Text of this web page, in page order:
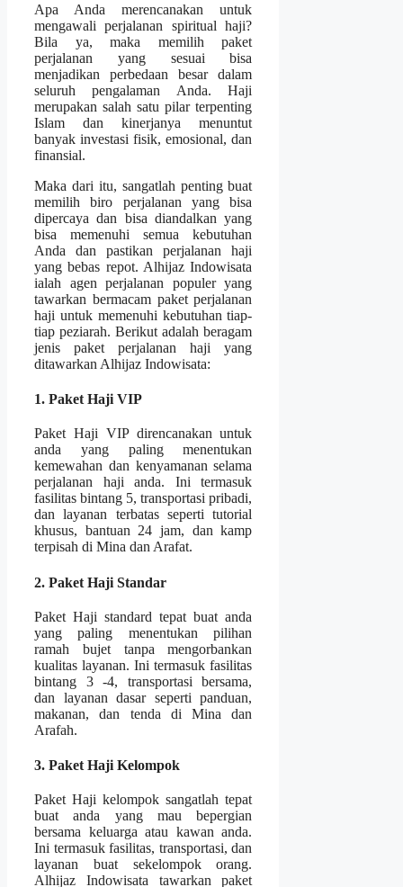
Apa Anda merencanakan untuk
mengawali perjalanan spiritual haji?
Bila ya, maka memilih paket
perjalanan yang sesuai bisa
menjadikan perbedaan besar dalam
seluruh pengalaman Anda. Haji
merupakan salah satu pilar terpenting
Islam dan kinerjanya menuntut
banyak investasi fisik, emosional, dan
finansial.
Maka dari itu, sangatlah penting buat
memilih biro perjalanan yang bisa
dipercaya dan bisa diandalkan yang
bisa memenuhi semua kebutuhan
Anda dan pastikan perjalanan haji
yang bebas repot. Alhijaz Indowisata
ialah agen perjalanan populer yang
tawarkan bermacam paket perjalanan
haji untuk memenuhi kebutuhan tiap-
tiap peziarah. Berikut adalah beragam
jenis paket perjalanan haji yang
ditawarkan Alhijaz Indowisata:
1. Paket Haji VIP
Paket Haji VIP direncanakan untuk
anda yang paling menentukan
kemewahan dan kenyamanan selama
perjalanan haji anda. Ini termasuk
fasilitas bintang 5, transportasi pribadi,
dan layanan terbatas seperti tutorial
khusus, bantuan 24 jam, dan kamp
terpisah di Mina dan Arafat.
2. Paket Haji Standar
Paket Haji standard tepat buat anda
yang paling menentukan pilihan
ramah bujet tanpa mengorbankan
kualitas layanan. Ini termasuk fasilitas
bintang 3 -4, transportasi bersama,
dan layanan dasar seperti panduan,
makanan, dan tenda di Mina dan
Arafah.
3. Paket Haji Kelompok
Paket Haji kelompok sangatlah tepat
buat anda yang mau bepergian
bersama keluarga atau kawan anda.
Ini termasuk fasilitas, transportasi, dan
layanan buat sekelompok orang.
Alhijaz Indowisata tawarkan paket